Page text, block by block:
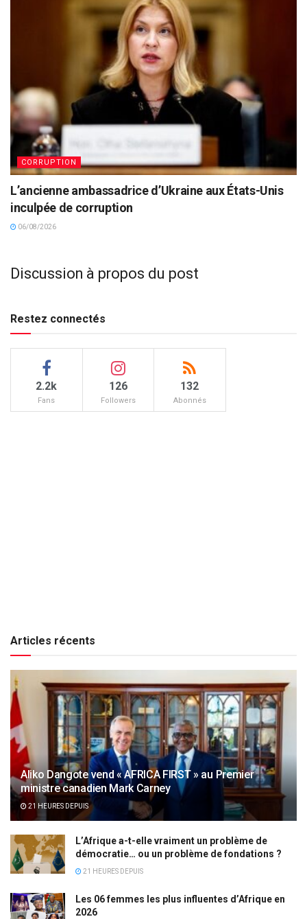
CORRUPTION
L’ancienne ambassadrice d’Ukraine aux États-Unis
inculpée de corruption
06/08/2026
Discussion à propos du post
Restez connectés
2.2k
Fans
126
Followers
132
Abonnés
Articles récents
Aliko Dangote vend « AFRICA FIRST » au Premier
ministre canadien Mark Carney
21 HEURES DEPUIS
L’Afrique a-t-elle vraiment un problème de
démocratie… ou un problème de fondations ?
21 HEURES DEPUIS
Les 06 femmes les plus influentes d’Afrique en
2026